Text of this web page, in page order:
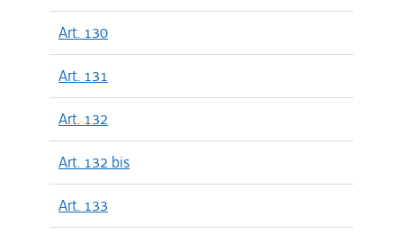
Art. 130
Art. 131
Art. 132
Art. 132 bis
Art. 133